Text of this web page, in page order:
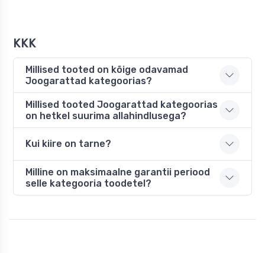
KKK
Millised tooted on kõige odavamad
Joogarattad kategoorias?
Millised tooted Joogarattad kategoorias
on hetkel suurima allahindlusega?
Kui kiire on tarne?
Milline on maksimaalne garantii periood
selle kategooria toodetel?